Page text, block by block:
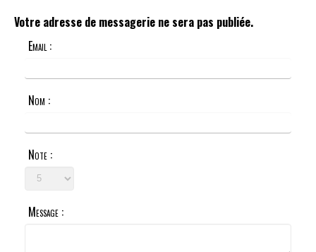
Votre adresse de messagerie ne sera pas publiée.
Email :
Nom :
Note :
Message :